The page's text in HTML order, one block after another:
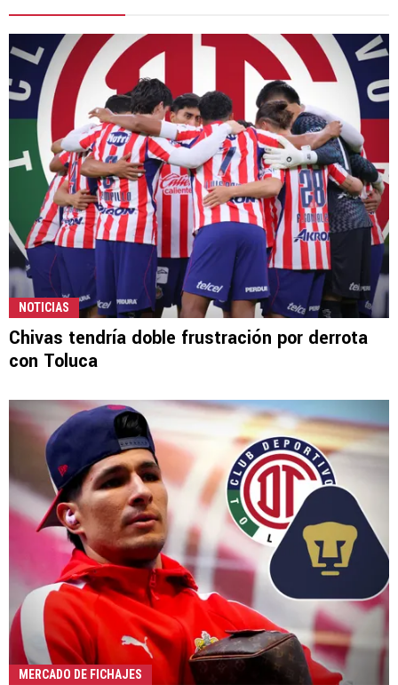
NOTICIAS
Chivas tendría doble frustración por derrota
con Toluca
MERCADO DE FICHAJES